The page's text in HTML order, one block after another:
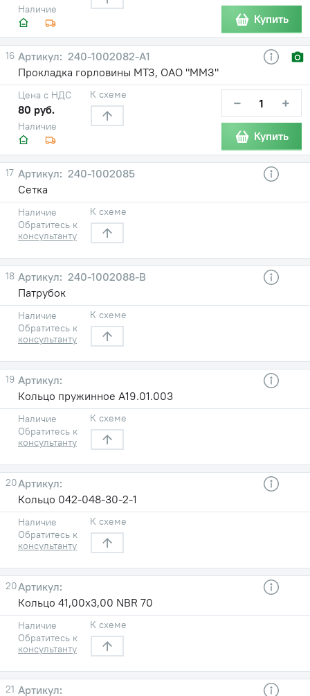
Наличие
Купить
16
240-1002082-А1
Прокладка горловины МТЗ, ОАО "ММЗ"
Наличие
Цена с НДС
80 руб.
К схеме − +
Купить
17
240-1002085
Сетка
Наличие
Обратитесь к
консультанту
К схеме
18
240-1002088-В
Патрубок
Наличие
Обратитесь к
консультанту
К схеме
19
Кольцо пружинное А19.01.003
Наличие
Обратитесь к
консультанту
К схеме
20
Кольцо 042-048-30-2-1
Наличие
Обратитесь к
консультанту
К схеме
20
Кольцо 41,00х3,00 NBR 70
Наличие
Обратитесь к
консультанту
К схеме
21